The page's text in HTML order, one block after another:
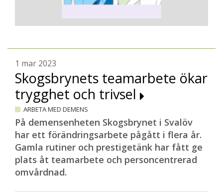
1 mar 2023
Skogsbrynets teamarbete ökar
trygghet och trivsel
ARBETA MED DEMENS
På demensenheten Skogsbrynet i Svalöv
har ett förändringsarbete pågått i flera år.
Gamla rutiner och prestigetänk har fått ge
plats åt teamarbete och personcentrerad
omvårdnad.